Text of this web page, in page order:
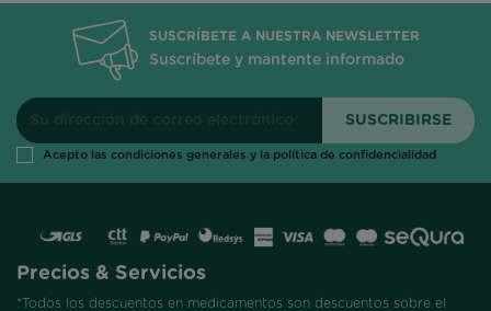
SUSCRÍBETE A NUESTRA NEWSLETTER
Suscríbete y mantente informado
Acepto las condiciones generales y la política de confidencialidad
Precios & Servicios
*Todos los descuentos en medicamentos son descuentos sobre el